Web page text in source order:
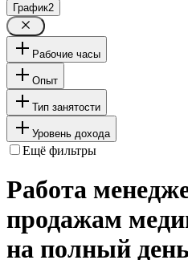
График2
Рабочие часы
Опыт
Тип занятости
Уровень дохода
Ещё фильтры
Работа
продажам
на полный